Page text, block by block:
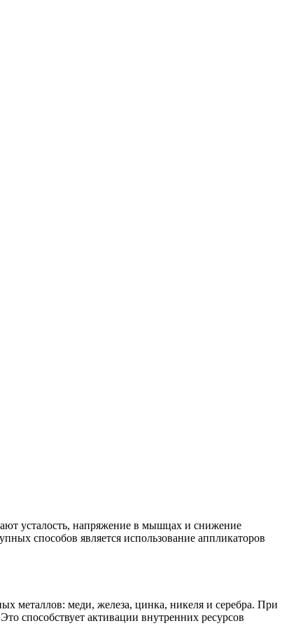
усталость, напряжение в мышцах и снижение
способов является использование аппликаторов
металлов: меди, железа, цинка, никеля и серебра. При
способствует активации внутренних ресурсов